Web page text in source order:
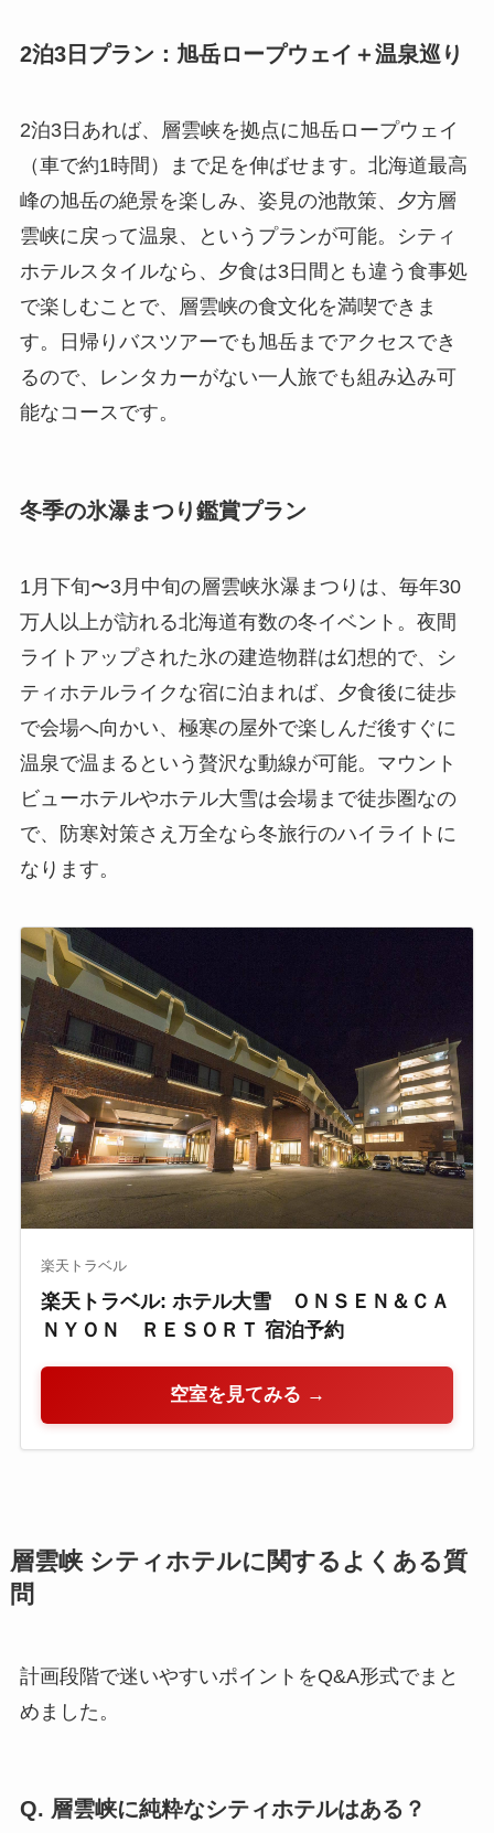
2泊3日プラン：旭岳ロープウェイ＋温泉巡り
2泊3日あれば、層雲峡を拠点に旭岳ロープウェイ
（車で約1時間）まで足を伸ばせます。北海道最高
峰の旭岳の絶景を楽しみ、姿見の池散策、夕方層
雲峡に戻って温泉、というプランが可能。シティ
ホテルスタイルなら、夕食は3日間とも違う食事処
で楽しむことで、層雲峡の食文化を満喫できま
す。日帰りバスツアーでも旭岳までアクセスでき
るので、レンタカーがない一人旅でも組み込み可
能なコースです。
冬季の氷瀑まつり鑑賞プラン
1月下旬〜3月中旬の層雲峡氷瀑まつりは、毎年30
万人以上が訪れる北海道有数の冬イベント。夜間
ライトアップされた氷の建造物群は幻想的で、シ
ティホテルライクな宿に泊まれば、夕食後に徒歩
で会場へ向かい、極寒の屋外で楽しんだ後すぐに
温泉で温まるという贅沢な動線が可能。マウント
ビューホテルやホテル大雪は会場まで徒歩圏なの
で、防寒対策さえ万全なら冬旅行のハイライトに
なります。
楽天トラベル
楽天トラベル: ホテル大雪 ＯＮＳＥＮ＆ＣＡ
ＮＹＯＮ ＲＥＳＯＲＴ 宿泊予約
空室を見てみる →
層雲峡 シティホテルに関するよくある質
問
計画段階で迷いやすいポイントをQ&A形式でまと
めました。
Q. 層雲峡に純粋なシティホテルはある？